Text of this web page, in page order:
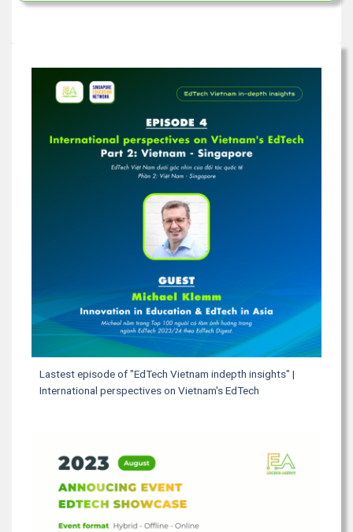
Lastest episode of "EdTech Vietnam indepth insights" |
International perspectives on Vietnam's EdTech